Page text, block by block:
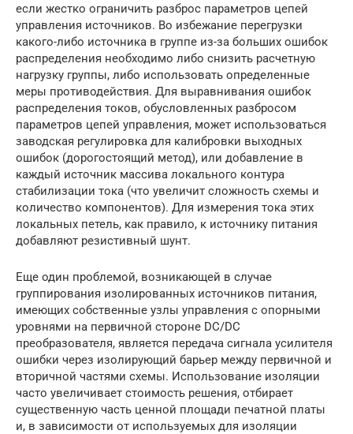
если жестко ограничить разброс параметров цепей
управления источников. Во избежание перегрузки
какого-либо источника в группе из-за больших ошибок
распределения необходимо либо снизить расчетную
нагрузку группы, либо использовать определенные
меры противодействия. Для выравнивания ошибок
распределения токов, обусловленных разбросом
параметров цепей управления, может использоваться
заводская регулировка для калибровки выходных
ошибок (дорогостоящий метод), или добавление в
каждый источник массива локального контура
стабилизации тока (что увеличит сложность схемы и
количество компонентов). Для измерения тока этих
локальных петель, как правило, к источнику питания
добавляют резистивный шунт.
Еще один проблемой, возникающей в случае
группирования изолированных источников питания,
имеющих собственные узлы управления с опорными
уровнями на первичной стороне DC/DC
преобразователя, является передача сигнала усилителя
ошибки через изолирующий барьер между первичной и
вторичной частями схемы. Использование изоляции
часто увеличивает стоимость решения, отбирает
существенную часть ценной площади печатной платы
и, в зависимости от используемых для изоляции